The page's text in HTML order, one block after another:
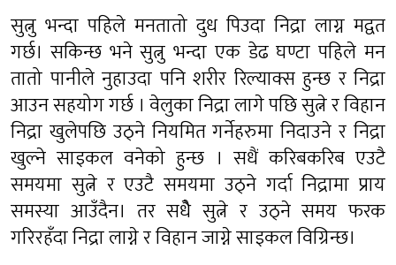
सुत्नु भन्दा पहिले मनतातो दुध पिउदा निद्रा लाग्न मद्वत
गर्छ। सकिन्छ भने सुत्नु भन्दा एक डेढ घण्टा पहिले मन
तातो पानीले नुहाउदा पनि शरीर रिल्याक्स हुन्छ र निद्रा
आउन सहयोग गर्छ । वेलुका निद्रा लागे पछि सुत्ने र विहान
निद्रा खुलेपछि उठ्ने नियमित गर्नेहरुमा निदाउने र निद्रा
खुल्ने साइकल वनेको हुन्छ । सधैं करिबकरिब एउटै
समयमा सुत्ने र एउटै समयमा उठ्ने गर्दा निद्रामा प्राय
समस्या आउँदैन। तर सधेै सुत्ने र उठ्ने समय फरक
गरिरहँदा निद्रा लाग्ने र विहान जाग्ने साइकल विग्रिन्छ।